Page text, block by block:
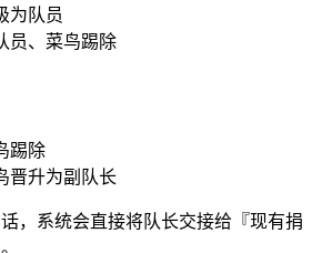
为队员
员、菜鸟踢除
踢除
晋升为副队长
，系统会直接将队长交接给『现有捐